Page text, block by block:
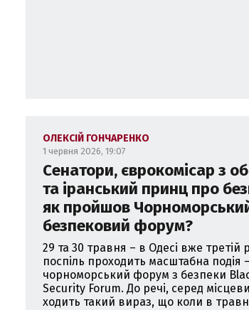
ОЛЕКСІЙ ГОНЧАРЕНКО
1 червня 2026, 19:07
Сенатори, єврокомісар з
та іранський принц про
як пройшов
безпековий форум?
29 та 30 травня – в Одесі вже третій
поспіль проходить масштабна подія
чорноморський форум з безпеки
Security Forum. До речі, серед
ходить такий вираз, що коли в